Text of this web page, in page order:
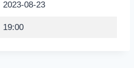
2023-08-23
19:00